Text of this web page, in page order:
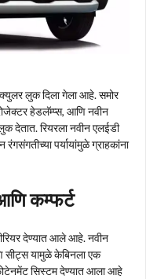
लुक दिला गेला आहे. समोर
हेडलॅम्प्स, आणि नवीन
देतात. रियरला नवीन एलईडी
पर्यायांमुळे ग्राहकांना
कम्फर्ट
देण्यात आले आहे. नवीन
सीट्स यामुळे केबिनला एक
सिस्टम देण्यात आला आहे